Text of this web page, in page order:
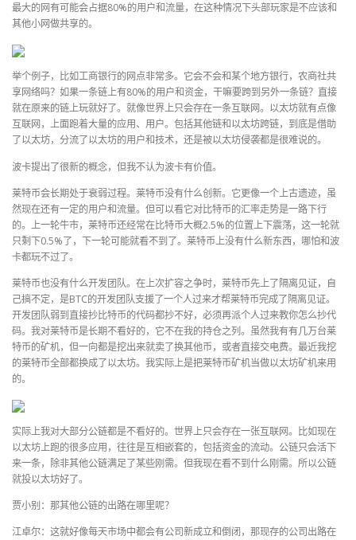
最大的网有可能会占据80%的用户和流量，在这种情况下头部玩家是不应该和
其他小网做共享的。
举个例子，比如工商银行的网点非常多。它会不会和某个地方银行，农商社共
享网络吗？如果一条链上有80%的用户和资金，干嘛要跨到另外一条链？直接
就在原来的链上玩就好了。就像世界上只会存在一条互联网。以太坊就有点像
互联网，上面跑着大量的应用、用户。包括其他链和以太坊跨链，到底是借助
了以太坊，分流了以太坊的用户和技术，还是被以太坊侵袭都是很难说的。
波卡提出了很新的概念，但我不认为波卡有价值。
莱特币会长期处于衰弱过程。莱特币没有什么创新。它更像一个上古遗迹，虽
然现在还有一定的用户和流量。但可以看它对比特币的汇率走势是一路下行
的。上一轮牛市，莱特币还经常在比特币大概2.5%的位置上下震荡，这一轮就
只剩下0.5%了，下一轮可能就看不到了。莱特币上没有什么新东西，哪怕和波
卡都玩不过了。
莱特币也没有什么开发团队。在上次扩容之争时，莱特币先上了隔离见证，自
己搞不定，是BTC的开发团队支援了一个人过来才帮莱特币完成了隔离见证。
开发团队弱到直接抄比特币的代码都抄不好，必须再派个人过来教你怎么抄代
码。我对莱特币是长期不看好的，它不在我的持仓之列。虽然我有有几万台莱
特币的矿机，但一向都是挖出来就卖了换其他币，或者直接交电费。最近我挖
的莱特币全部都换成了以太坊。我实际上是把莱特币矿机当做以太坊矿机来用
的。
实际上我对大部分公链都是不看好的。世界上只会存在一张互联网。比如现在
以太坊上跑的很多应用，往往是互相嵌套的，包括资金的流动。公链只会活下
来一条，除非其他公链满足了某些刚需。但我现在看不到什么刚需。所以公链
就投以太坊好了。
贾小别：那其他公链的出路在哪里呢？
江卓尔：这就好像每天市场中都会有公司新成立和倒闭，那现存的公司出路在